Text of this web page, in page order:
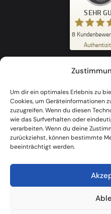
Um dir ein optimales Erlebnis zu
Cookies, um Geräteinformationen
zuzugreifen. Wenn du diesen
wie das Surfverhalten oder
verarbeiten. Wenn du deine
zurückziehst, können bestimmte
beeinträchtigt werden.
SEHR
8
Kundenbewertungen
POLYGONS
SEHR GUT
5,00
/
5,00
Erfahren Sie mehr über
Profil ansehen